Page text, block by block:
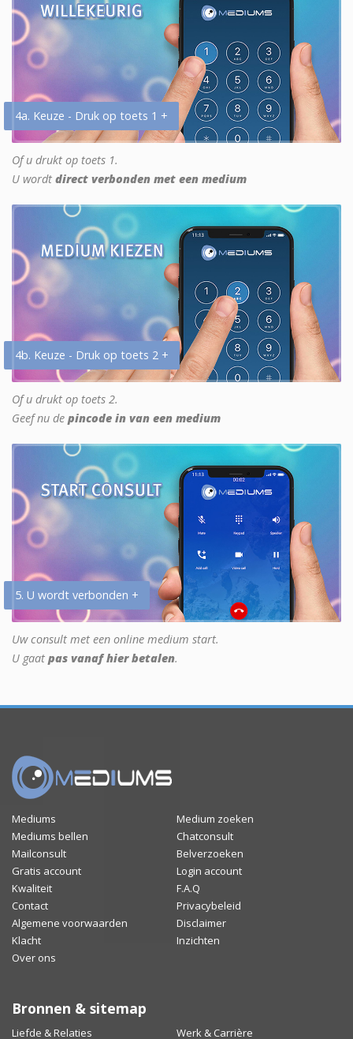
4a. Keuze - Druk op toets 1 +
Of u drukt op toets 1.
U wordt direct verbonden met een medium
4b. Keuze - Druk op toets 2 +
Of u drukt op toets 2.
Geef nu de pincode in van een medium
5. U wordt verbonden +
Uw consult met een online medium start.
U gaat pas vanaf hier betalen.
Mediums
Medium zoeken
Mediums bellen
Chatconsult
Mailconsult
Belverzoeken
Gratis account
Login account
Kwaliteit
F.A.Q
Contact
Privacybeleid
Algemene voorwaarden
Disclaimer
Klacht
Inzichten
Over ons
Bronnen & sitemap
Liefde & Relaties Werk & Carrière